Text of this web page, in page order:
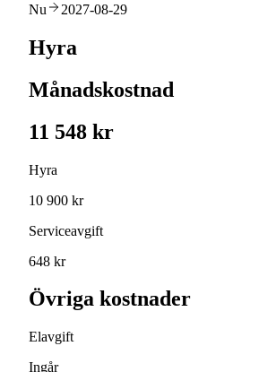
Nu 2027-08-29
Hyra
Månadskostnad
11 548 kr
Hyra
10 900 kr
Serviceavgift
648 kr
Övriga kostnader
Elavgift
Ingår